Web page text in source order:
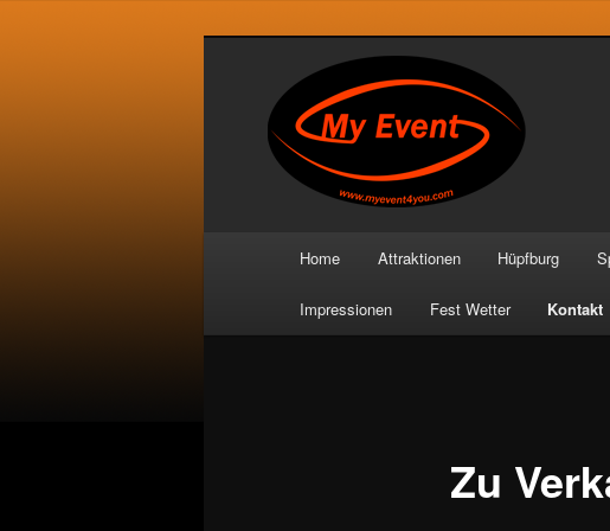
Zum primären Inhalt springen
Zum sekundären Inhalt springen
Home Attraktionen Hüpfburg
Impressionen Fest Wetter Kontakt
Zu